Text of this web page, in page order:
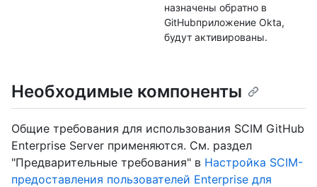
назначены обратно в
GitHubприложение Okta,
будут активированы.
Необходимые компоненты
Общие требования для использования SCIM GitHub
Enterprise Server применяются. См. раздел
"Предварительные требования" в Настройка SCIM-
предоставления пользователей Enterprise для